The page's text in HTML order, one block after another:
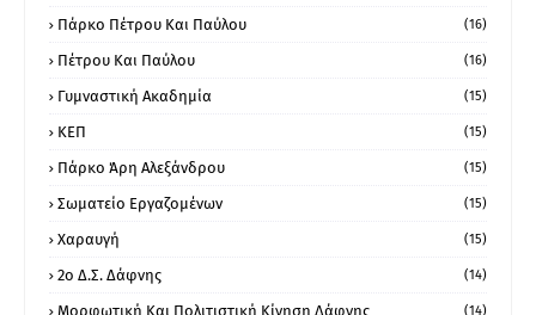
Πάρκο Πέτρου Και Παύλου (16)
Πέτρου Και Παύλου (16)
Γυμναστική Ακαδημία (15)
ΚΕΠ (15)
Πάρκο Άρη Αλεξάνδρου (15)
Σωματείο Εργαζομένων (15)
Χαραυγή (15)
2ο Δ.Σ. Δάφνης (14)
Μορφωτική Και Πολιτιστική Κίνηση Δάφνης (14)